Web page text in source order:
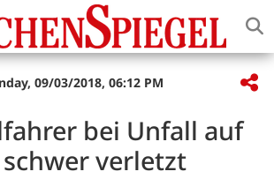
09/03/2018, 06:12 PM
bei Unfall auf
schwer verletzt